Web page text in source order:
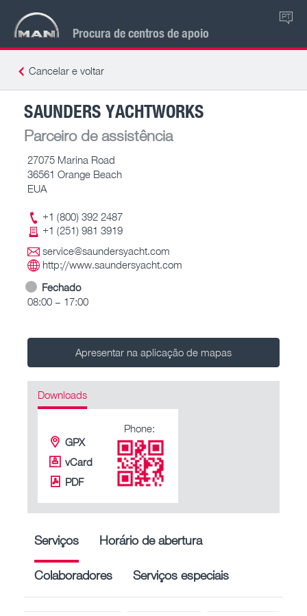
Procura de centros de apoio
PT
Cancelar e voltar
SAUNDERS YACHTWORKS
Parceiro de assistência
27075 Marina Road
36561 Orange Beach
EUA
+1 (800) 392 2487
+1 (251) 981 3919
service@saundersyacht.com
http://www.saundersyacht.com
Fechado
08:00 – 17:00
Apresentar na aplicação de mapas
Downloads
GPX
vCard
PDF
Phone:
Serviços Horário de abertura
Colaboradores Serviços especiais